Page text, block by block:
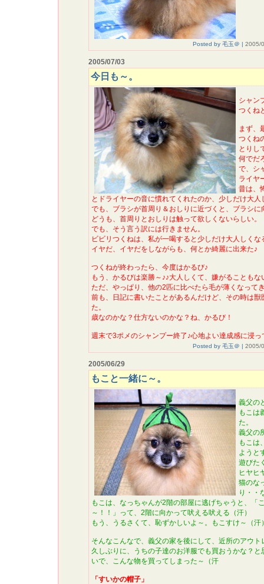
Posted by 毛玉＠ | 2005/
2005/07/03
今日も～。
シャン
つくね
まず、
つくね
とりし
何でだ
で、シ
ライヤ
昔は、
とドライヤーの音に慣れてくれたのか、少しだけ大人
でも、ブラシが首周り＆おしりに近づくと、ブラシ
どうも、首周りとおしりは触って欲しくないらしい。
でも、そう言う訳には行きません。
ビビリつくねは、私が一喝すると少しだけ大人しくな
イヤだ、イヤだをしながらも、何とか綺麗に出来た♪
つくねが終わったら、今度はかるび♪
もう、かるびは楽勝～♪♪大人しくて、嫌がることもな
ただ、やっぱり、他の2匹に比べたら毛が薄くなって
前も、日記に書いたことがあるんだけど、その時は
た。
歳なのかな？仕方ないのかな？ね、かるび！
週末で3ポメのシャンプー終了♪心地よい達成感に浸
Posted by 毛玉＠ | 2005/
2005/06/29
もこと一緒に～。
義父の
もこは
た。
義父の
もこは
ようと
遊びた
ヒヤヒ
猫のな
り・・
もこは、なっちゃんが2階の部屋に逃げちゃうと、「
～！！」って、2階に向かって吠える吠える（汗）
もう、うるさくて、恥ずかしいよ～。もこすけ～（汗
そんなこんなで、義父の家を後にして、近所のアウ
久しぶりに、うちの子達のお洋服でも買おうかな？
いで、こんな物を買ってしまった～（汗
「すいかの帽子」